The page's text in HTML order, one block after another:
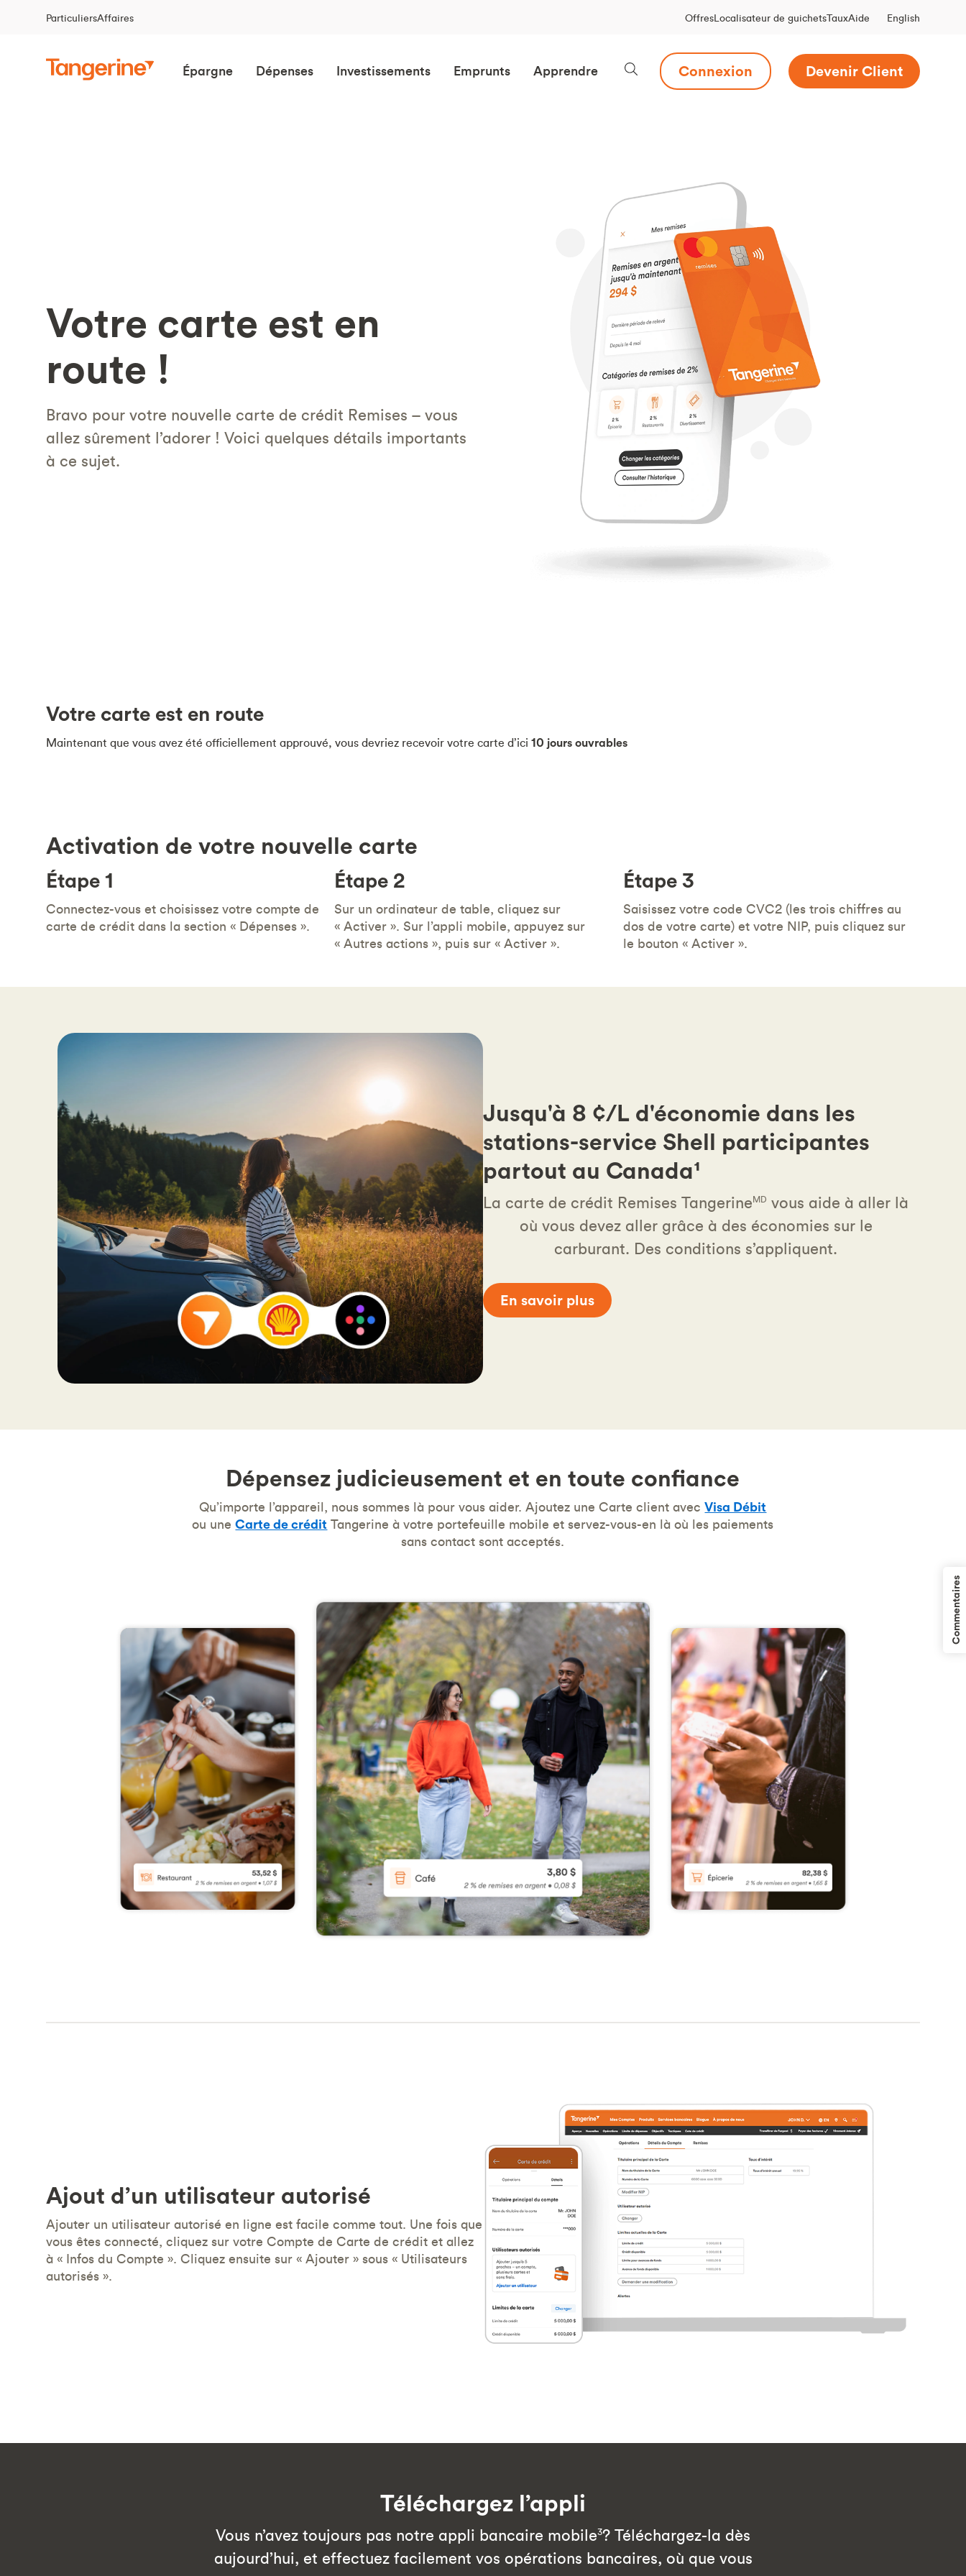
ParticuliersAffaires OffresLocalisateur de guichetsTauxAide English
Épargne Dépenses Investissements Emprunts Apprendre Connexion Devenir Client
Votre carte est en
route !
Bravo pour votre nouvelle carte de crédit Remises – vous
allez sûrement l’adorer ! Voici quelques détails importants
à ce sujet.
Votre carte est en route
Maintenant que vous avez été officiellement approuvé, vous devriez recevoir votre carte d’ici 10 jours ouvrables
Activation de votre nouvelle carte
Étape 1
Connectez-vous et choisissez votre compte de
carte de crédit dans la section « Dépenses ».
Étape 2
Sur un ordinateur de table, cliquez sur
« Activer ». Sur l’appli mobile, appuyez sur
« Autres actions », puis sur « Activer ».
Étape 3
Saisissez votre code CVC2 (les trois chiffres au
dos de votre carte) et votre NIP, puis cliquez sur
le bouton « Activer ».
Jusqu'à 8 ¢/L d'économie dans les
stations-service Shell participantes
partout au Canada¹
La carte de crédit Remises TangerineMD vous aide à aller là
où vous devez aller grâce à des économies sur le
carburant. Des conditions s’appliquent.
En savoir plus
Dépensez judicieusement et en toute confiance
Qu’importe l’appareil, nous sommes là pour vous aider. Ajoutez une Carte client avecVisa Débit
ou uneCarte de crédit Tangerine à votre portefeuille mobile et servez-vous-en là où les paiements
sans contact sont acceptés.
Ajout d’un utilisateur autorisé
Ajouter un utilisateur autorisé en ligne est facile comme tout. Une fois que
vous êtes connecté, cliquez sur votre Compte de Carte de crédit et allez
à « Infos du Compte ». Cliquez ensuite sur « Ajouter » sous « Utilisateurs
autorisés ».
Téléchargez l’appli
Vous n’avez toujours pas notre appli bancaire mobile3? Téléchargez-la dès
aujourd’hui, et effectuez facilement vos opérations bancaires, où que vous
Commentaires